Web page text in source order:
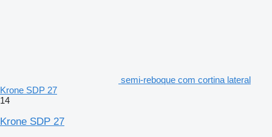
semi-reboque com cortina lateral
Krone SDP 27
14
Krone SDP 27